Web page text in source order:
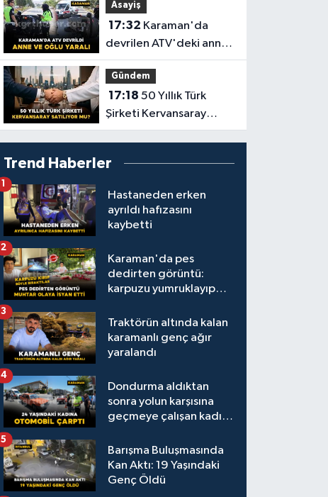
Müdür Dur Diyecek mi?
Asayiş
17:32
devrilen ATV'deki anne
ve 6 yaşındaki oğlu
yaralandı
Gündem
17:18
Şirketi Kervansaray
Satılıyor mu?
Trend Haberler
Hastaneden erken
ayrıldı hafızasını
kaybetti
1
Karaman'da pes
dedirten görüntü:
karpuzu yumruklayıp
kamelyada bıraktılar
2
Traktörün altında kalan
karamanlı genç ağır
yaralandı
3
Dondurma aldıktan
sonra yolun karşısına
geçmeye çalışan kadına
4
Barışma Buluşmasında
Kan Aktı: 19 Yaşındaki
Genç Öldü
5